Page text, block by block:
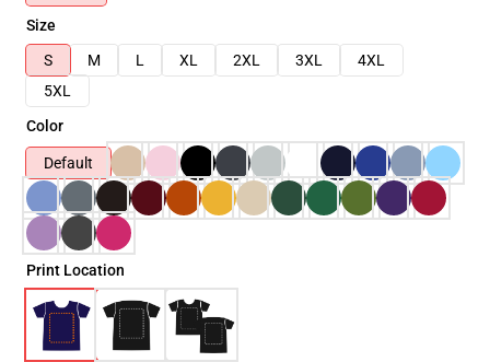
Size
S
M L XL 2XL 3XL
4XL
5XL
Color
Default
Print Location